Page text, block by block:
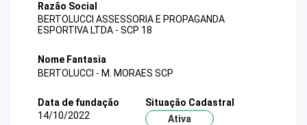
Razão Social
BERTOLUCCI ASSESSORIA E PROPAGANDA
ESPORTIVA LTDA - SCP 18
Nome Fantasia
BERTOLUCCI - M. MORAES SCP
Data de fundação
14/10/2022
Situação Cadastral
Ativa